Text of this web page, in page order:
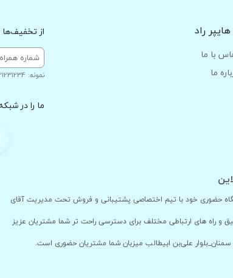
هایپر راد
با ما
ما
از
نمونه: 09121231234
ما را در
راد از بهمن 1402 با پشتوانه ی فروشگاه حضوری خود با تیم اختصاصی پشتیبانی و فروش تحت مدیریت آقای
و راه های ارتباطی مختلف برای دسترسی راحت تر شما مشتریان عزیز
علی‌بن ابیطالب میزبان شما مشتریان حضوری است.